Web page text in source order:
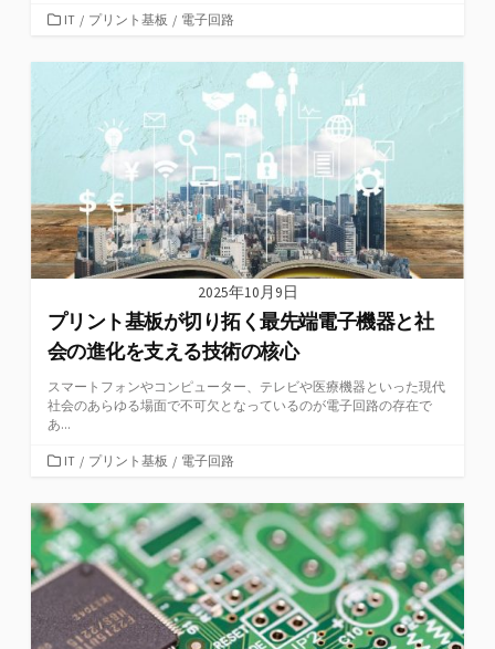
カ
ゴ
IT / プリント基板 / 電子回路
2025年10月9日
プリント基板が切り拓く最先端電子機器と社
会の進化を支える技術の核心
スマートフォンやコンピューター、テレビや医療機器といった現代
社会のあらゆる場面で不可欠となっているのが電子回路の存在で
あ...
カ
ゴ
リ
ー
IT / プリント基板 / 電子回路